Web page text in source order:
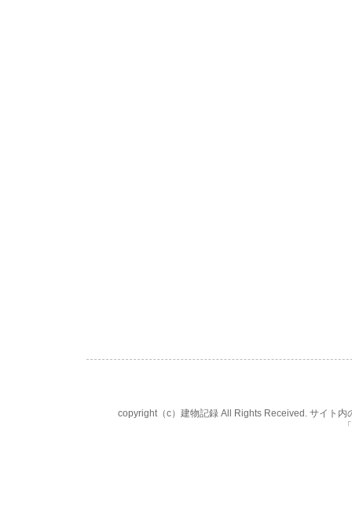
copyright（c）建物記録 All Rights Received. サイト